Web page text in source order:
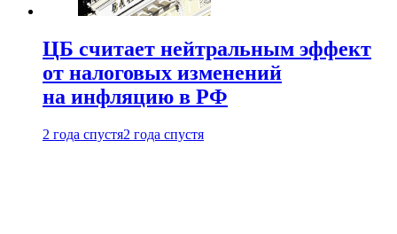
ЦБ считает нейтральным эффект
от налоговых изменений
на инфляцию в РФ
2 года спустя2 года спустя